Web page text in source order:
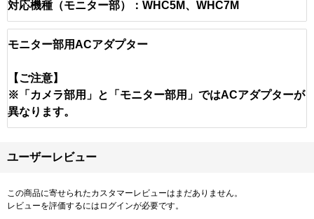
対応機種（モニター部）：WHC5M、WHC7M
モニター部用ACアダプター
【ご注意】
※「カメラ部用」と「モニター部用」ではACアダプターが
異なります。
ユーザーレビュー
この商品に寄せられたカスタマーレビューはまだありません。
レビューを評価するには ログインが必要です。